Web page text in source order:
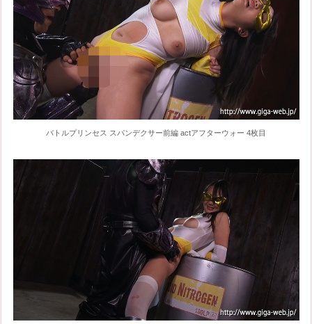
バトルプリンセス スパンデクサー前編 actアフターウォー 4枚目